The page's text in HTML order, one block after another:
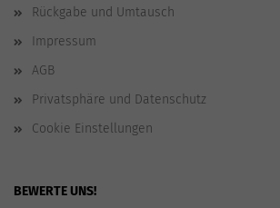
Rückgabe und Umtausch
Impressum
AGB
Privatsphäre und Datenschutz
Cookie Einstellungen
BEWERTE UNS!